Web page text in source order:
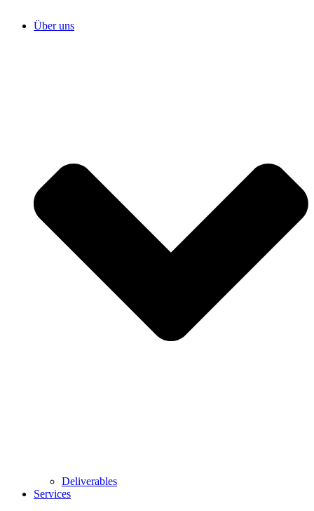
Über uns
Deliverables
Services